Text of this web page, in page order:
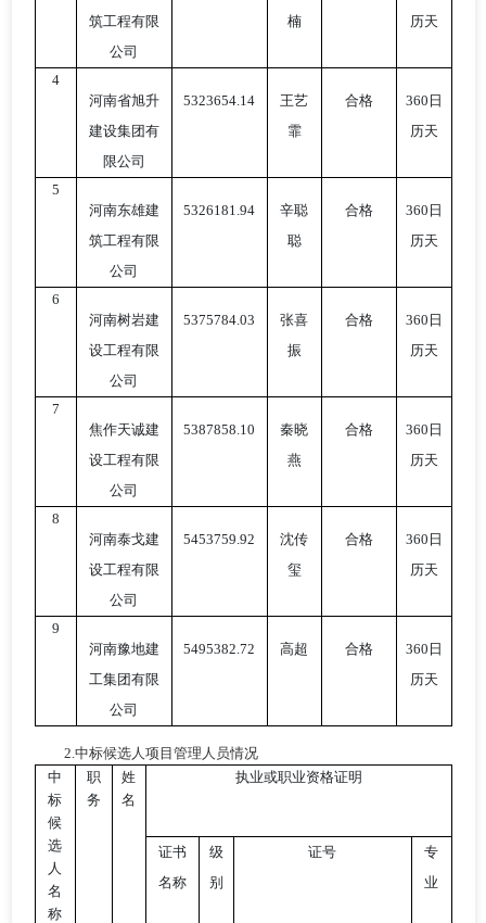
筑工程有限
公司
楠
历天
4
河南省旭升
建设集团有
限公司
5323654.14
王艺
霏
合格
360日
历天
5
河南东雄建
筑工程有限
公司
5326181.94
辛聪
聪
合格
360日
历天
6
河南树岩建
设工程有限
公司
5375784.03
张喜
振
合格
360日
历天
7
焦作天诚建
设工程有限
公司
5387858.10
秦晓
燕
合格
360日
历天
8
河南泰戈建
设工程有限
公司
5453759.92
沈传
玺
合格
360日
历天
9
河南豫地建
工集团有限
公司
5495382.72 高超 合格
360日
历天
2.中标候选人项目管理人员情况
中
标
候
选
人
名
称
职
务
姓
名
执业或职业资格证明
证书
名称
级
别
证号
专
业